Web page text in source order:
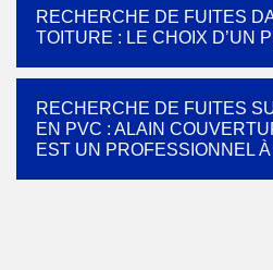
RECHERCHE DE FUITES
TOITURE : LE CHOIX D’UN
RECHERCHE DE FUITES
EN PVC : ALAIN
EST UN PROFESSIONNEL